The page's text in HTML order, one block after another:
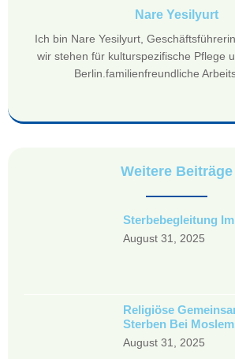
Nare Yesilyurt
Ich bin Nare Yesilyurt,
wir stehen für kulturspezifische Pflege
Berlin.familienfreundliche
Weitere Beiträge
Sterbebegleitung
August 31, 2025
Religiöse
Sterben Bei
August 31, 2025